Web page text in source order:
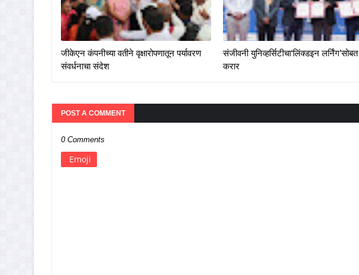
जीकेएन कंपनीच्या वतीने वृक्षारोपणातून पर्यावरण
संवर्धनाचा संदेश
संजीवनी युनिव्हर्सिटीचा‘लिंक्डइन लर्निंग’सोबत
करार
POST A COMMENT
0 Comments
Emoji